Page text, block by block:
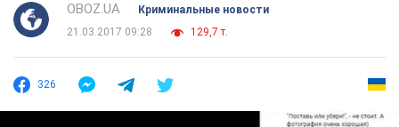
OBOZ.UA
Криминальные новости
21.03.2017 09:28
129,7 т.
326